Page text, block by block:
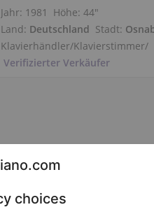
Jahr: 1981 Höhe:44″
Land: Deutschland Stadt:
Klavierhändler/Klavierstimmer/
Verifizierter Verkäufer
Schimmel C 112 Tradition –